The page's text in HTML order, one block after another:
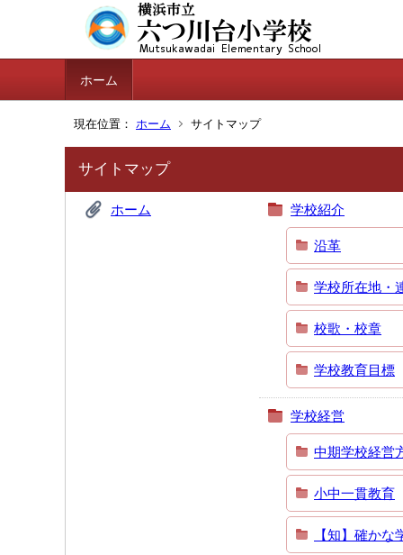
ホーム
現在位置： ホーム サイトマップ
サイトマップ
ホーム 学校紹介
沿革
学校所在地・
校歌・校章
学校教育目標
学校経営
中期学校経営
小中一貫教育
【知】確かな